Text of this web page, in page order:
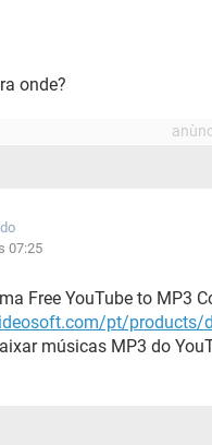
onde?
07:25
Free YouTube to MP3
pt/products/
músicas MP3 do